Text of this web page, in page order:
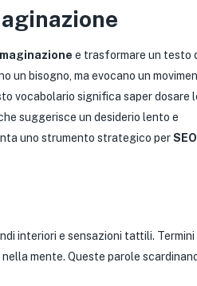
e trasformare un testo
un bisogno, ma evocano un
vocabolario significa saper dosare
che suggerisce un desiderio lento e
uno strumento strategico per
interiori e sensazioni tattili. Termini
mente. Queste parole